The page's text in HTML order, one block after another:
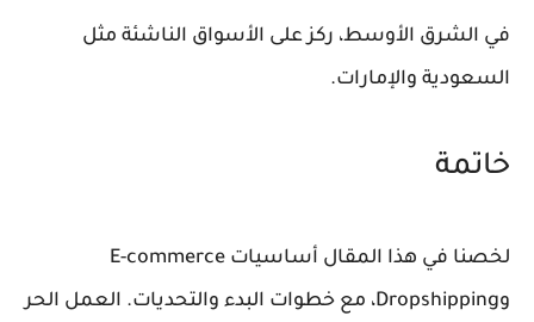
في الشرق الأوسط، ركز على الأسواق الناشئة مثل
السعودية والإمارات.
خاتمة
لخصنا في هذا المقال أساسيات E-commerce
وDropshipping، مع خطوات البدء والتحديات. العمل الحر